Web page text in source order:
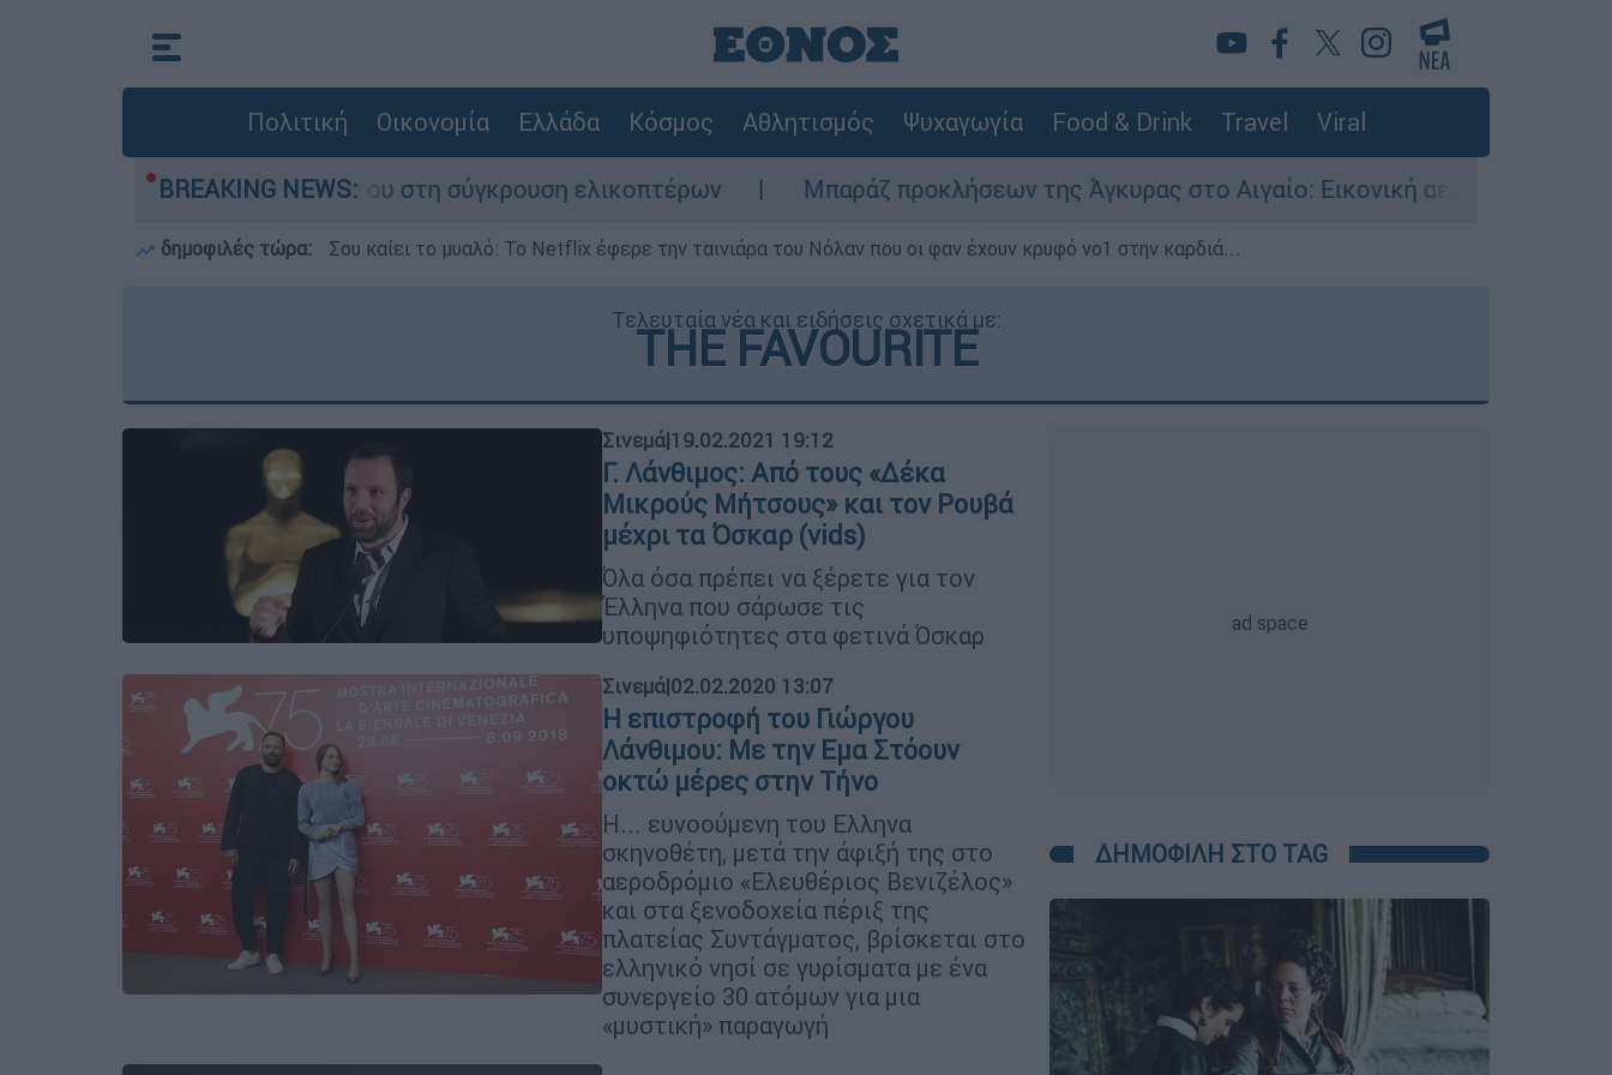
Πολιτική Οικονομία Ελλάδα Κόσμος Αθλητισμός Ψυχαγωγία Food & Drink Travel Viral
BREAKING NEWS:
έχασε τη ζωή του στη σύγκρουση ελικοπτέρων Μπαράζ προκλήσεων της Άγκυρας στο Αιγαίο: Εικονική αερομαχία ανάμεσα σε
δημοφιλές τώρα: Σου καίει το μυαλό: Το Netflix έφερε την ταινιάρα του Νόλαν που οι φαν έχουν κρυφό νο1 στην καρδιά...
Τελευταία νέα και ειδήσεις σχετικά με:
THE FAVOURITE
Σινεμά|19.02.2021 19:12
Γ. Λάνθιμος: Από τους «Δέκα
Μικρούς Μήτσους» και τον Ρουβά
μέχρι τα Όσκαρ (vids)
Όλα όσα πρέπει να ξέρετε για τον
Έλληνα που σάρωσε τις
υποψηφιότητες στα φετινά Όσκαρ
Σινεμά|02.02.2020 13:07
Η επιστροφή του Γιώργου
Λάνθιμου: Με την Eμα Στόουν
οκτώ μέρες στην Τήνο
Η... ευνοούμενη του Ελληνα
σκηνοθέτη, μετά την άφιξή της στο
αεροδρόμιο «Ελευθέριος Βενιζέλος»
και στα ξενοδοχεία πέριξ της
πλατείας Συντάγματος, βρίσκεται στο
ελληνικό νησί σε γυρίσματα με ένα
συνεργείο 30 ατόμων για μια
«μυστική» παραγωγή
ΔΗΜΟΦΙΛΗ ΣΤΟ TAG